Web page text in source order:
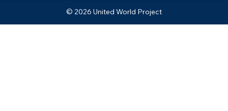
© 2026 United World Project